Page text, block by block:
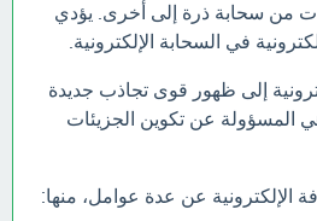
من سحابة ذرة إلى أخرى. يؤدي
في السحابة الإلكترونية.
إلى ظهور قوى تجاذب جديدة
المسؤولة عن تكوين الجزيئات
الإلكترونية عن عدة عوامل، منها: